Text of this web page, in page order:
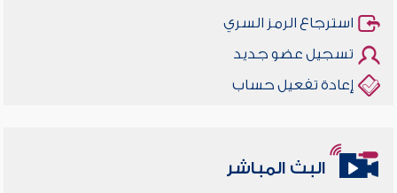
استرجاع الرمز السري
تسجيل عضو جديد
إعادة تفعيل حساب
البث المباشر